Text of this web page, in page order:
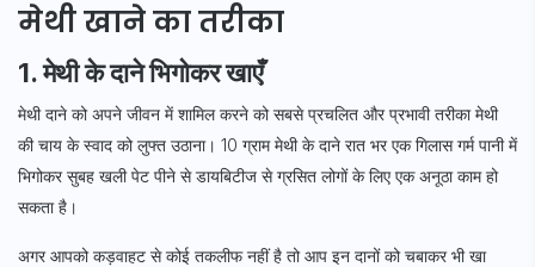
मेथी खाने का तरीका
1. मेथी के दाने भिगोकर खाएँ
मेथी दाने को अपने जीवन में शामिल करने को सबसे प्रचलित और प्रभावी तरीका मेथी
की चाय के स्वाद को लुफ्त उठाना। 10 ग्राम मेथी के दाने रात भर एक गिलास गर्म पानी में
भिगोकर सुबह खली पेट पीने से डायबिटीज से ग्रसित लोगों के लिए एक अनूठा काम हो
सकता है।
अगर आपको कड़वाहट से कोई तकलीफ नहीं है तो आप इन दानों को चबाकर भी खा